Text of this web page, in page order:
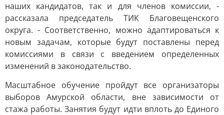
наших кандидатов, так и для членов комиссии, -
рассказала председатель ТИК Благовещенского
округа. - Соответственно, можно адаптироваться к
новым задачам, которые будут поставлены перед
комиссиями в связи с введением определенных
изменений в законодательство.
Масштабное обучение пройдут все организаторы
выборов Амурской области, вне зависимости от
стажа работы. Занятия будут идти вплоть до Единого